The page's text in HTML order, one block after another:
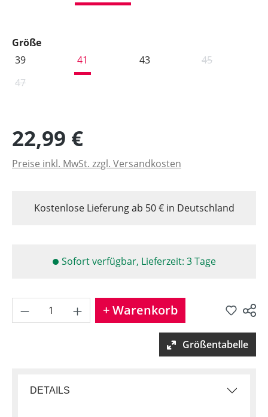
Größeauswählen
39
41 43 45(Diese Option
47(Diese Option ist zurzeit nicht verfügbar.)
22,99 €
Preise inkl. MwSt. zzgl. Versandkosten
Kostenlose Lieferung ab 50 € in Deutschland
Sofort verfügbar, Lieferzeit: 3 Tage
Produkt Anzahl: Gib den
+ Warenkorb
Produkt teilen
Größentabelle
DETAILS